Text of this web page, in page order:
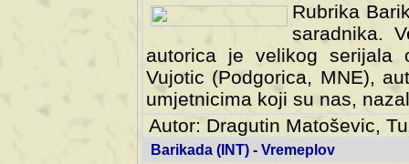
Rubrika
saradnika.
autorica je velikog serijala
Vujotic (Podgorica, MNE),
umjetnicima koji su nas,
Autor: Dragutin Matoševic,
Barikada (INT) - Vremeplov